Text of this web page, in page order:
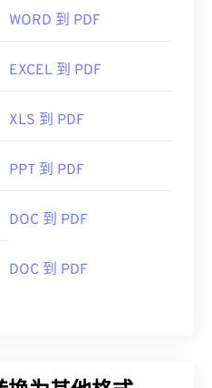
WORD 到 PDF
EXCEL 到 PDF
XLS 到 PDF
PPT 到 PDF
DOC 到 PDF
DOC 到 PDF